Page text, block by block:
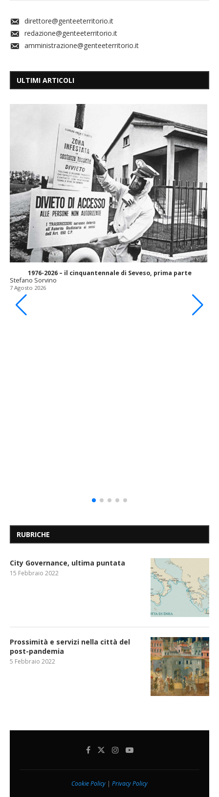
direttore@genteeterritorio.it
redazione@genteeterritorio.it
amministrazione@genteeterritorio.it
ULTIMI ARTICOLI
1976-2026 – il cinquantennale di Seveso, prima parte
Stefano Sorvino
7 Agosto 2026
RUBRICHE
City Governance, ultima puntata
15 Febbraio 2022
Prossimità e servizi nella città del
post-pandemia
5 Febbraio 2022
Cookie Policy | Privacy Policy